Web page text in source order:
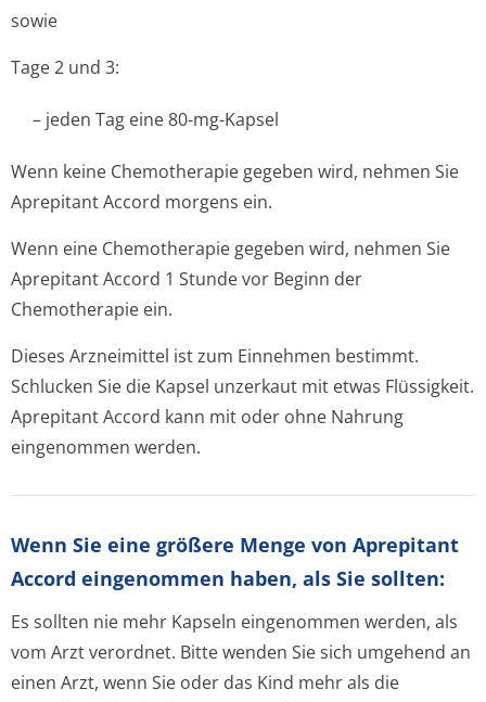
sowie
Tage 2 und 3:
– jeden Tag eine 80-mg-Kapsel
Wenn keine Chemotherapie gegeben wird, nehmen Sie
Aprepitant Accord morgens ein.
Wenn eine Chemotherapie gegeben wird, nehmen Sie
Aprepitant Accord 1 Stunde vor Beginn der
Chemotherapie ein.
Dieses Arzneimittel ist zum Einnehmen bestimmt.
Schlucken Sie die Kapsel unzerkaut mit etwas Flüssigkeit.
Aprepitant Accord kann mit oder ohne Nahrung
eingenommen werden.
Wenn Sie eine größere Menge von Aprepitant
Accord eingenommen haben, als Sie sollten:
Es sollten nie mehr Kapseln eingenommen werden, als
vom Arzt verordnet. Bitte wenden Sie sich umgehend an
einen Arzt, wenn Sie oder das Kind mehr als die